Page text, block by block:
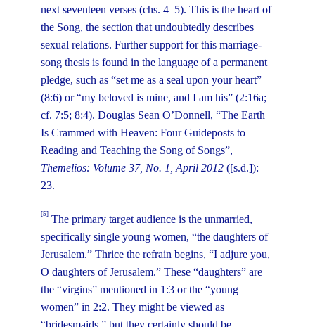
next seventeen verses (chs. 4–5). This is the heart of
the Song, the section that undoubtedly describes
sexual relations. Further support for this marriage-
song thesis is found in the language of a permanent
pledge, such as “set me as a seal upon your heart”
(8:6) or “my beloved is mine, and I am his” (2:16a;
cf. 7:5; 8:4). Douglas Sean O’Donnell, “The Earth
Is Crammed with Heaven: Four Guideposts to
Reading and Teaching the Song of Songs”,
Themelios: Volume 37, No. 1, April 2012 ([s.d.]):
23.
[5] The primary target audience is the unmarried,
specifically single young women, “the daughters of
Jerusalem.” Thrice the refrain begins, “I adjure you,
O daughters of Jerusalem.” These “daughters” are
the “virgins” mentioned in 1:3 or the “young
women” in 2:2. They might be viewed as
“bridesmaids,” but they certainly should be